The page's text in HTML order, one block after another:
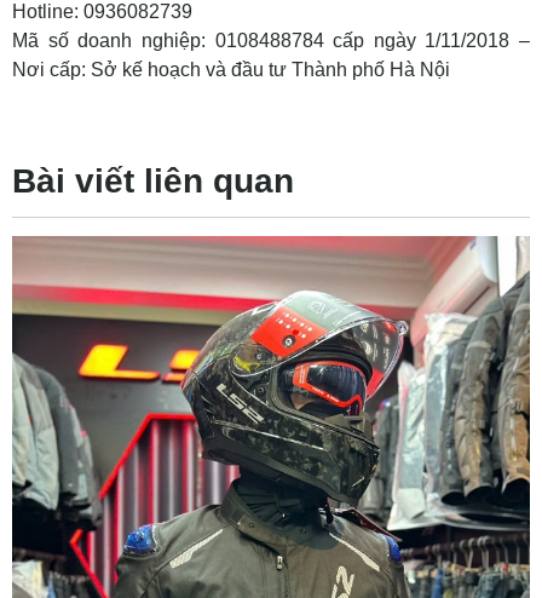
Hotline: 0936082739
Mã số doanh nghiệp: 0108488784 cấp ngày 1/11/2018 –
Nơi cấp: Sở kế hoạch và đầu tư Thành phố Hà Nội
Bài viết liên quan